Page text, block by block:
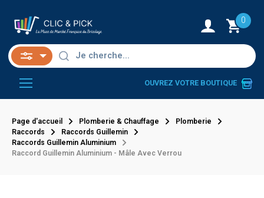
0
OUVREZ VOTRE BOUTIQUE
Page d'accueil Plomberie & Chauffage
Plomberie
Raccords
Raccords Guillemin
Raccords Guillemin Aluminium
Raccord Guillemin Aluminium - Mâle Avec Verrou